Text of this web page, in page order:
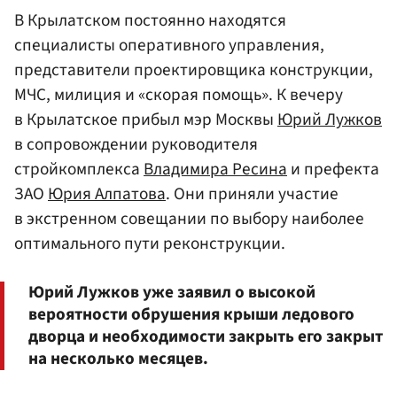
В Крылатском постоянно находятся
специалисты оперативного управления,
представители проектировщика конструкции,
МЧС, милиция и «скорая помощь». К вечеру
в Крылатское прибыл мэр МосквыЮрий Лужков
в сопровождении руководителя
стройкомплексаВладимира Ресинаи префекта
ЗАОЮрия Алпатова. Они приняли участие
в экстренном совещании по выбору наиболее
оптимального пути реконструкции.
Юрий Лужков уже заявил о высокой
вероятности обрушения крыши ледового
дворца и необходимости закрыть его закрыт
на несколько месяцев.